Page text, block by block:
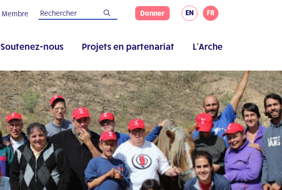
Membre Donner EN FR
Soutenez-nous Projets en partenariat L’Arche